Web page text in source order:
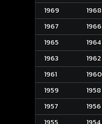
1969
1968
1967
1966
1965
1964
1963
1962
1961
1960
1959
1958
1957
1956